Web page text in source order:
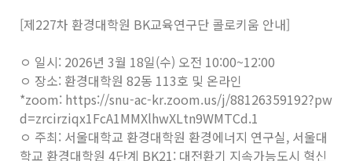
[제227차 환경대학원 BK교육연구단 콜로키움 안내]
ㅇ 일시: 2026년 3월 18일(수) 오전 10:00~12:00
ㅇ 장소: 환경대학원 82동 113호 및 온라인
*zoom: https://snu-ac-kr.zoom.us/j/88126359192?pw
d=zrcirziqx1FcA1MMXlhwXLtn9WMTCd.1
ㅇ 주최: 서울대학교 환경대학원 환경에너지 연구실, 서울대
학교 환경대학원 4단계 BK21: 대전환기 지속가능도시 혁신